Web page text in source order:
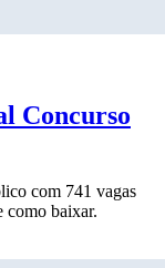
Concurso
com 741 vagas
como baixar.